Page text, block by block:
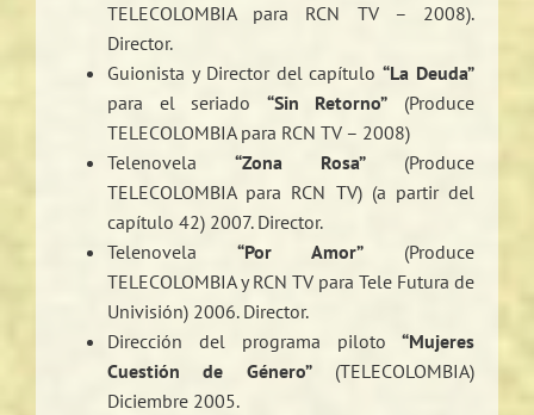
TELECOLOMBIA para RCN TV – 2008).
Director.
Guionista y Director del capítulo“La Deuda”
para el seriado “Sin Retorno” (Produce
TELECOLOMBIA para RCN TV – 2008)
Telenovela “Zona Rosa” (Produce
TELECOLOMBIA para RCN TV) (a partir del
capítulo 42) 2007. Director.
Telenovela “Por Amor” (Produce
TELECOLOMBIA y RCN TV para Tele Futura de
Univisión) 2006. Director.
Dirección del programa piloto “Mujeres
Cuestión de Género”(TELECOLOMBIA)
Diciembre 2005.